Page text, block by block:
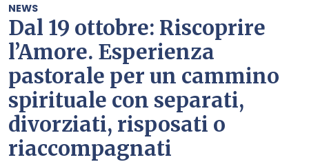
NEWS
Dal 19 ottobre: Riscoprire
l’Amore. Esperienza
pastorale per un cammino
spirituale con separati,
divorziati, risposati o
riaccompagnati